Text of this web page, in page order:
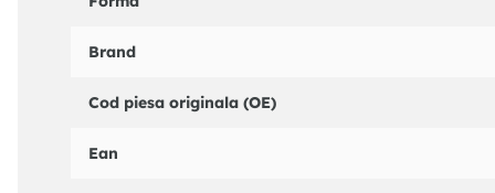
FEBI BILSTEIN : 21121
FTE : BS5241
GRAF : DF29556
Brand
Cod piesa originala (OE)
Ean